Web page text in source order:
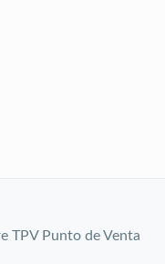
TPV Punto de Venta